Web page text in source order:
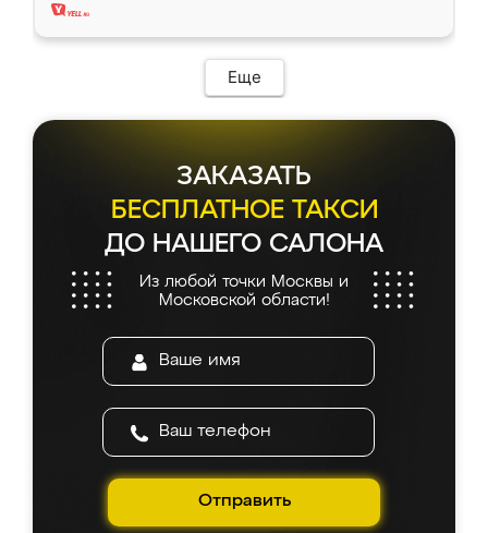
Еще
ЗАКАЗАТЬ
БЕСПЛАТНОЕ ТАКСИ
ДО НАШЕГО САЛОНА
Из любой точки Москвы и
Московской области!
Отправить